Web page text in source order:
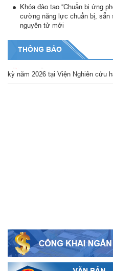
Khóa đào tạo “Chuẩn bị ứng
cường năng lực chuẩn bị, sẵn
nguyên tử mới
THÔNG BÁO
Thông báo về lịch dự kiến tổ
kỳ năm 2026 tại Viện Nghiên cứu
Thông báo về việc Thay đổi